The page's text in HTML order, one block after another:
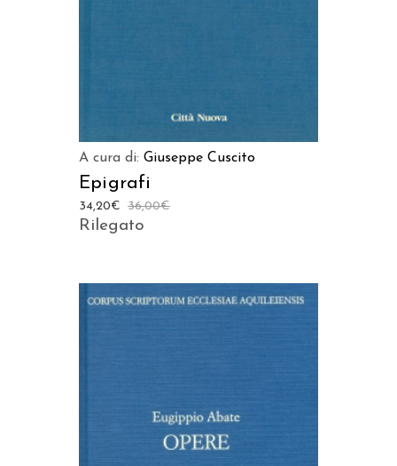
A cura di: Giuseppe Cuscito
Epigrafi
36,00€
34,20€
Rilegato